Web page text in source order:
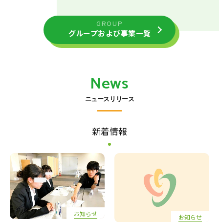
GROUP
グループおよび事業一覧
News
ニュースリリース
新着情報
お知らせ お知らせ